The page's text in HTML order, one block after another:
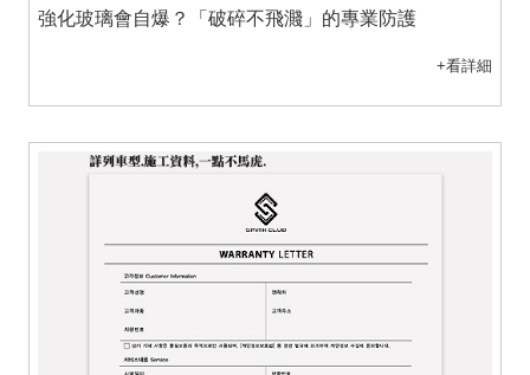
強化玻璃會自爆？「破碎不飛濺」的專業防護
+看詳細